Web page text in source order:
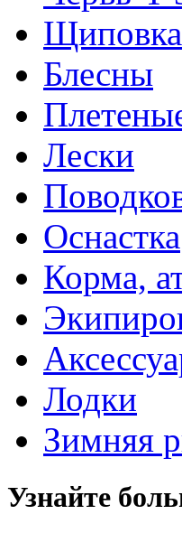
Блесны
Лески
Оснастка
Корма,
Лодки
Зимняя
Узнайте